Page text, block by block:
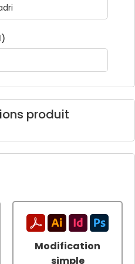
produit
Modification
simple